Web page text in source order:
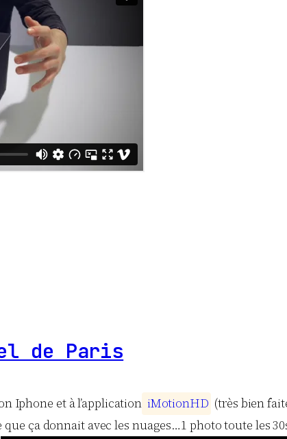
de Paris
Iphone et à l’application iMotionHD (très bien
que ça donnait avec les nuages…1 photo toute les